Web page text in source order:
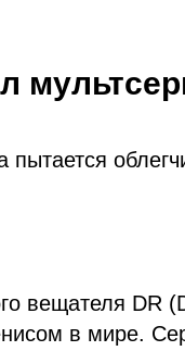
вещателя DR
в мире.